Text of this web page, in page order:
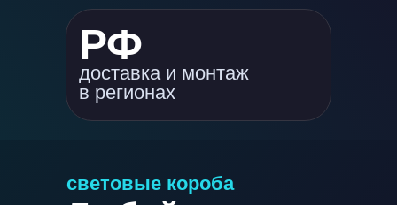
РФ
доставка и монтаж
в регионах
световые короба